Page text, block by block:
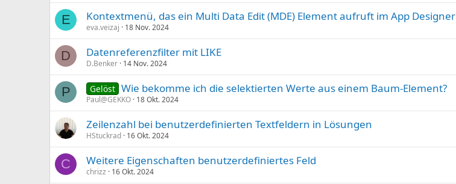
E Kontextmenü, das ein Multi Data Edit (MDE) Element aufruft im App Designer
eva.veizaj 18 Nov. 2024
D Datenreferenzfilter mit LIKE
D.Benker 14 Nov. 2024
P Gelöst Wie bekomme ich die selektierten Werte aus einem Baum-Element?
Paul@GEKKO 18 Okt. 2024
Zeilenzahl bei benutzerdefinierten Textfeldern in Lösungen
HStuckrad 16 Okt. 2024
C Weitere Eigenschaften benutzerdefiniertes Feld
chrizz 16 Okt. 2024